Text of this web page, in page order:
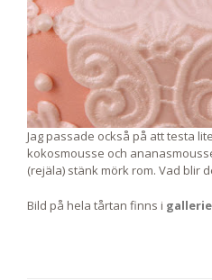
Jag passade också på att testa
kokosmousse och
(rejäla) stänk mörk rom. Vad blir
Bild på hela tårtan finns i